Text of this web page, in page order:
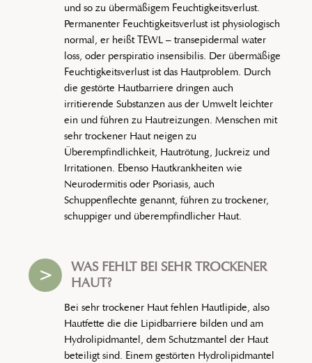
und so zu übermäßigem Feuchtigkeitsverlust.
Permanenter Feuchtigkeitsverlust ist physiologisch
normal, er heißt TEWL – transepidermal water
loss, oder perspiratio insensibilis. Der übermäßige
Feuchtigkeitsverlust ist das Hautproblem. Durch
die gestörte Hautbarriere dringen auch
irritierende Substanzen aus der Umwelt leichter
ein und führen zu Hautreizungen. Menschen mit
sehr trockener Haut neigen zu
Überempfindlichkeit, Hautrötung, Juckreiz und
Irritationen. Ebenso Hautkrankheiten wie
Neurodermitis oder Psoriasis, auch
Schuppenflechte genannt, führen zu trockener,
schuppiger und überempfindlicher Haut.
>
WAS FEHLT BEI SEHR TROCKENER
HAUT?
Bei sehr trockener Haut fehlen Hautlipide, also
Hautfette die die Lipidbarriere bilden und am
Hydrolipidmantel, dem Schutzmantel der Haut
beteiligt sind. Einem gestörten Hydrolipidmantel